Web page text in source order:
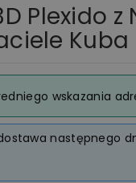
Plexido
Kuba
wskazania
następnego